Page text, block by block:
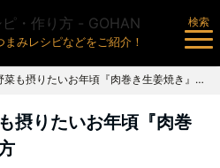
みレシピなどをご紹介！
検索
【簡単レシピ】野菜も摂りたいお年頃『肉巻き生姜焼き』の作り方
摂りたいお年頃『肉巻